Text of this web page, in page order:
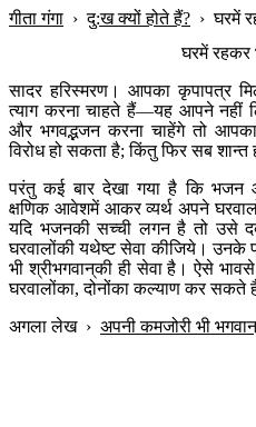
गीता गंगा ›दु:ख क्यों होते हैं? ›घरमें
घरमें रहकर
सादर हरिस्मरण। आपका कृपापत्र
त्याग करना चाहते हैं—यह आपने
और भगवद्भजन करना चाहेंगे तो
विरोध हो सकता है; किंतु फिर सब शान्त
परंतु कई बार देखा गया है कि भजन
क्षणिक आवेशमें आकर व्यर्थ अपने
यदि भजनकी सच्ची लगन है तो उसे
घरवालोंकी यथेष्ट सेवा कीजिये। उनके
भी श्रीभगवान‍्की ही सेवा है। ऐसे
घरवालोंका, दोनोंका कल्याण कर सकते
अगला लेख› अपनी कमजोरी भी